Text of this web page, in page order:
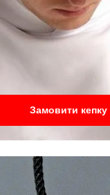
Замовити кепку